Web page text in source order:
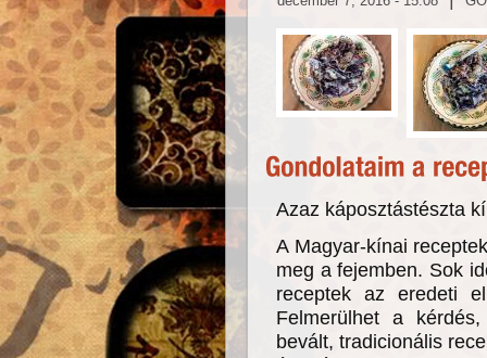
Azaz káposztástészta
A Magyar-kínai
meg a fejemben. Sok
receptek az eredeti
Felmerülhet a
bevált, tradicionális